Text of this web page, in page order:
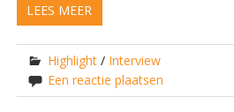
LEES MEER
Highlight / Interview
Een reactie plaatsen